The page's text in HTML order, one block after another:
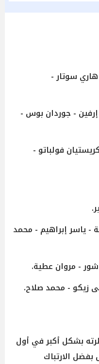
سوتار -
- جوردان بوس -
فولباتو -
- ياسر إبراهيم - محمد
- مروان عطية.
- محمد صلاح.
بشكل أكبر في أول
بفضل الارتباك